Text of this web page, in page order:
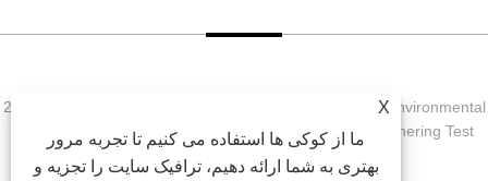
حق چاپ © 2022 Symor Instrument Equipment Co., Ltd. Environmental
Test Chamber, Electronic Dry Cobine, Accelerated Weathering Test
X
ما از کوکی ها استفاده می کنیم تا تجربه مرور
بهتری به شما ارائه دهیم، ترافیک سایت را تجزیه و